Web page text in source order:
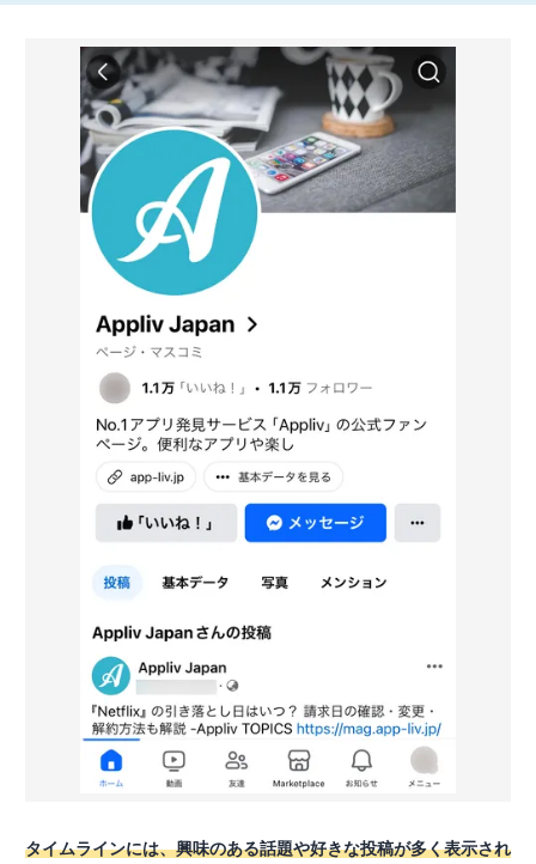
タイムラインには、興味のある話題や好きな投稿が多く表示され